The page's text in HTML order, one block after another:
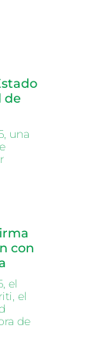
de
una
con
el
el
de